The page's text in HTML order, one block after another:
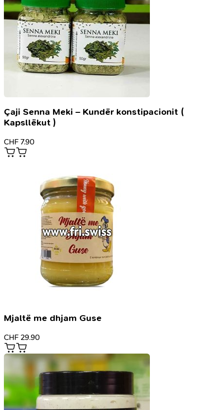
Çaji Senna Meki – Kundër konstipacionit (
Kapsllëkut )
CHF 7.90
Mjaltë me dhjam Guse
CHF 29.90